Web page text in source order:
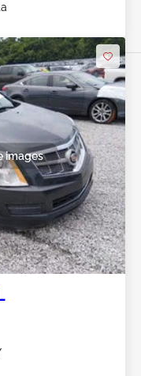
images